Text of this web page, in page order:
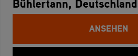
ANSEHEN